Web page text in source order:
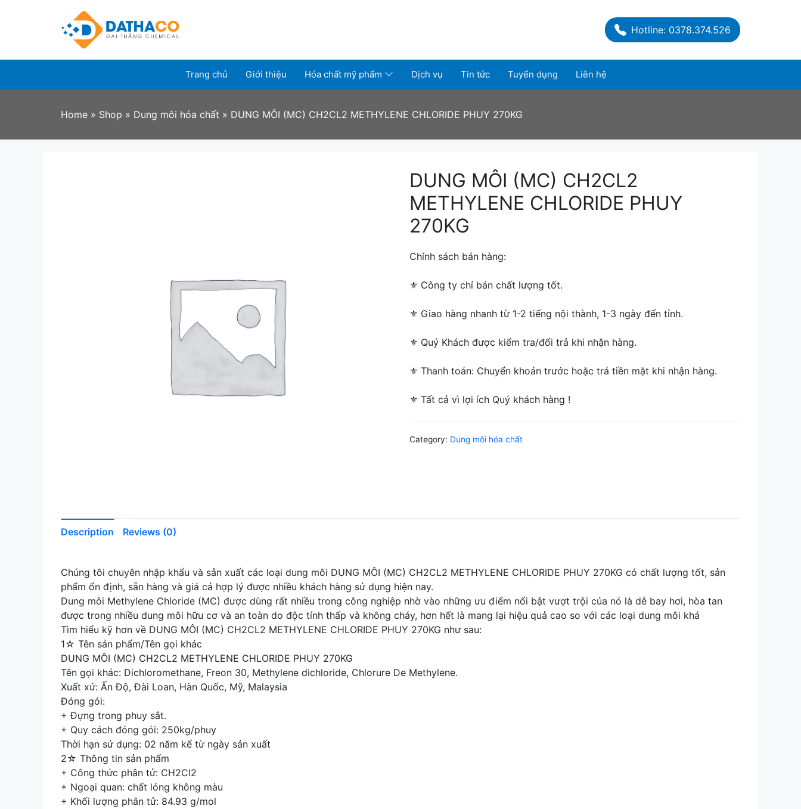
Hotline: 0378.374.526
Trang chủ Giới thiệu Hóa chất mỹ phẩm Dịch vụ Tin tức Tuyển dụng Liên hệ
Home » Shop » Dung môi hóa chất » DUNG MÔI (MC) CH2CL2 METHYLENE CHLORIDE PHUY 270KG
DUNG MÔI (MC) CH2CL2
METHYLENE CHLORIDE PHUY
270KG
Chính sách bán hàng:
⚜ ️Công ty chỉ bán chất lượng tốt.
⚜ Giao hàng nhanh từ 1-2 tiếng nội thành, 1-3 ngày đến tỉnh.
⚜ Quý Khách được kiểm tra/đổi trả khi nhận hàng.
⚜ Thanh toán: Chuyển khoản trước hoặc trả tiền mặt khi nhận hàng.
⚜ Tất cả vì lợi ích Quý khách hàng !
Category: Dung môi hóa chất
Description Reviews (0)
Chúng tôi chuyên nhập khẩu và sản xuất các loại dung môi DUNG MÔI (MC) CH2CL2 METHYLENE CHLORIDE PHUY 270KG có chất lượng tốt, sản
phẩm ổn định, sẵn hàng và giá cả hợp lý được nhiều khách hàng sử dụng hiện nay.
Dung môi Methylene Chloride (MC) được dùng rất nhiều trong công nghiệp nhờ vào những ưu điểm nổi bật vượt trội của nó là dễ bay hơi, hòa tan
được trong nhiều dung môi hữu cơ và an toàn do độc tính thấp và không cháy, hơn hết là mang lại hiệu quả cao so với các loại dung môi khá
Tìm hiểu kỹ hơn về DUNG MÔI (MC) CH2CL2 METHYLENE CHLORIDE PHUY 270KG như sau:
1☆ Tên sản phẩm/Tên gọi khác
DUNG MÔI (MC) CH2CL2 METHYLENE CHLORIDE PHUY 270KG
Tên gọi khác: Dichloromethane, Freon 30, Methylene dichloride, Chlorure De Methylene.
Xuất xứ: Ấn Độ, Đài Loan, Hàn Quốc, Mỹ, Malaysia
Đóng gói:
+ Đựng trong phuy sắt.
+ Quy cách đóng gói: 250kg/phuy
Thời hạn sử dụng: 02 năm kể từ ngày sản xuất
2☆ Thông tin sản phẩm
+ Công thức phân tử: CH2Cl2
+ Ngoại quan: chất lỏng không màu
+ Khối lượng phân tử: 84.93 g/mol